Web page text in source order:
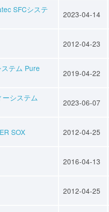
SFCシステ
2023-04-14
2012-04-23
テム Pure
2019-04-22
システム
2023-06-07
SOX 2012-04-25
2016-04-13
2012-04-25